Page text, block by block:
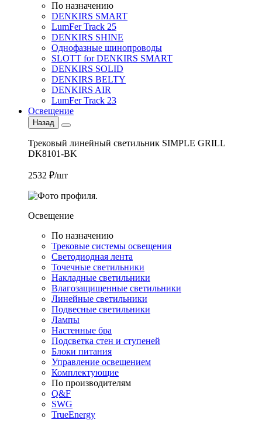
По назначению
DENKIRS SMART
LumFer Track 25
DENKIRS SHINE
Однофазные шинопроводы
SLOTT for DENKIRS SMART
DENKIRS SOLID
DENKIRS BELTY
DENKIRS AIR
LumFer Track 23
Освещение
Назад
Трековый линейный светильник SIMPLE GRILL
DK8101-BK
2532 ₽/шт
Освещение
По назначению
Трековые системы освещения
Светодиодная лента
Точечные светильники
Накладные светильники
Влагозащищенные светильники
Линейные светильники
Подвесные светильники
Лампы
Настенные бра
Подсветка стен и ступеней
Блоки питания
Управление освещением
Комплектующие
По производителям
Q&F
SWG
TrueEnergy